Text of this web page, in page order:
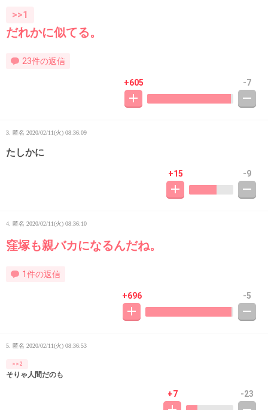
>>1
だれかに似てる。
23件の返信
+605 -7
3. 匿名 2020/02/11(火) 08:36:09
たしかに
+15 -9
4. 匿名 2020/02/11(火) 08:36:10
窪塚も親バカになるんだね。
1件の返信
+696 -5
5. 匿名 2020/02/11(火) 08:36:53
>>2
そりゃ人間だのも
+7 -23